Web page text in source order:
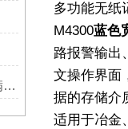
YBS–WY系列精密数字压力计满程调校步骤
多功能无纸
M4300蓝色
路报警输出
文操作界面
据的存储介
适用于冶金